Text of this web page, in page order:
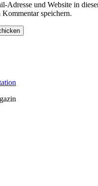
Adresse und Website in
Kommentar speichern.